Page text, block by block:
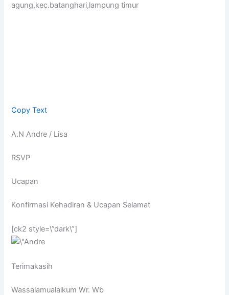
agung,kec.batanghari,lampung timur
Copy Text
A.N Andre / Lisa
RSVP
Ucapan
Konfirmasi Kehadiran & Ucapan Selamat
[ck2 style=\”dark\”]
Terimakasih
Wassalamualaikum Wr. Wb